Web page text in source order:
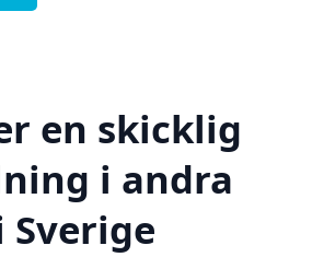
en skicklig
i andra